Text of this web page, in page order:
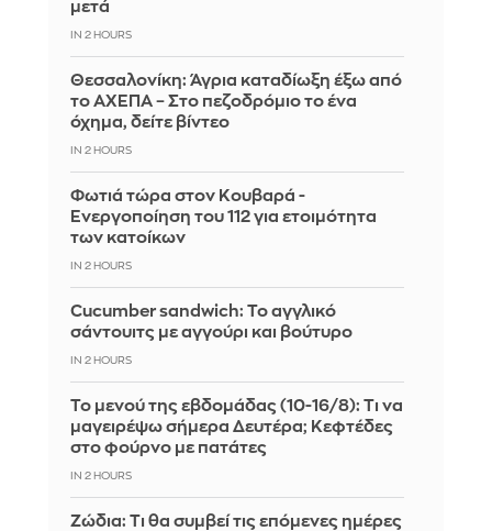
μετά
IN 2 HOURS
Θεσσαλονίκη: Άγρια καταδίωξη έξω από
το ΑΧΕΠΑ – Στο πεζοδρόμιο το ένα
όχημα, δείτε βίντεο
IN 2 HOURS
Φωτιά τώρα στον Κουβαρά -
Ενεργοποίηση του 112 για ετοιμότητα
των κατοίκων
IN 2 HOURS
Cucumber sandwich: Το αγγλικό
σάντουιτς με αγγούρι και βούτυρο
IN 2 HOURS
Το μενού της εβδομάδας (10-16/8): Τι να
μαγειρέψω σήμερα Δευτέρα; Κεφτέδες
στο φούρνο με πατάτες
IN 2 HOURS
Ζώδια: Τι θα συμβεί τις επόμενες ημέρες